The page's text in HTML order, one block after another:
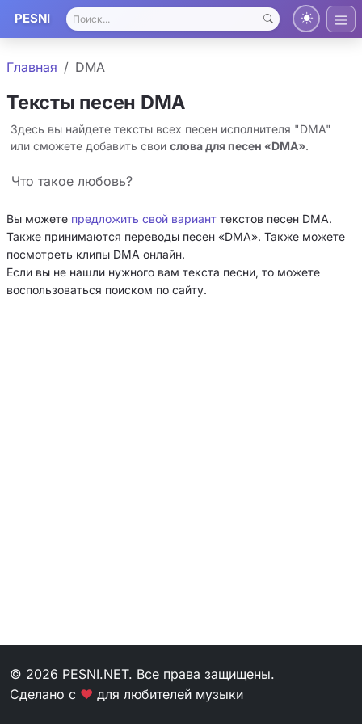
PESNI
Главная DMA
Тексты песен DMA
Здесь вы найдете тексты всех песен исполнителя "DMA"
или сможете добавить свои слова для песен «DMA».
Что такое любовь?
Вы можете предложить свой вариант текстов песен DMA.
Также принимаются переводы песен «DMA». Также можете
посмотреть клипы DMA онлайн.
Если вы не нашли нужного вам текста песни, то можете
воспользоваться поиском по сайту.
© 2026 PESNI.NET. Все права защищены.
Сделано с ❤ для любителей музыки